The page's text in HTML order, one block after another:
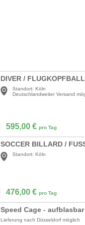
DIVER /
Standort: Köln
Deutschlandweiter Versand
595,00 € pro Tag
SOCCER BILLARD /
Standort: Köln
476,00 € pro Tag
Speed Cage -
Lieferung nach Düsseldorf möglich